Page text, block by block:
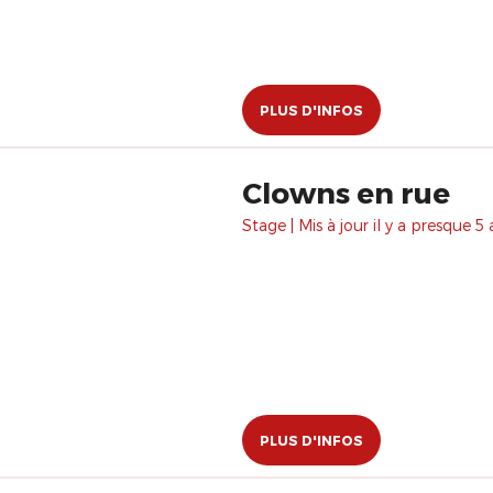
PLUS D'INFOS
Clowns en rue
Stage | Mis à jour il y a presque 5
PLUS D'INFOS